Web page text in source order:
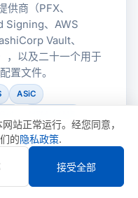
商（PFX、
Signing、AWS
Vault、
以及二十一个用于
置文件。
ASiC
站正常运行。经您同意，
的隐私政策.
接受全部